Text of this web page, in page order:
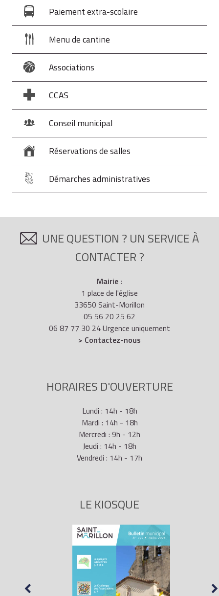
Paiement extra-scolaire
Menu de cantine
Associations
CCAS
Conseil municipal
Réservations de salles
Démarches administratives
UNE QUESTION ? UN SERVICE À
CONTACTER ?
Mairie :
1 place de l'église
33650 Saint-Morillon
05 56 20 25 62
06 87 77 30 24 Urgence uniquement
> Contactez-nous
HORAIRES D'OUVERTURE
Lundi : 14h - 18h
Mardi : 14h - 18h
Mercredi : 9h - 12h
Jeudi : 14h - 18h
Vendredi : 14h - 17h
LE KIOSQUE